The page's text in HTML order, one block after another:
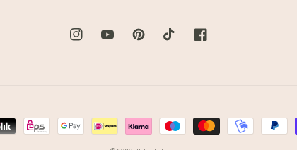
InstagramYouTubePinterestTikTok Facebook